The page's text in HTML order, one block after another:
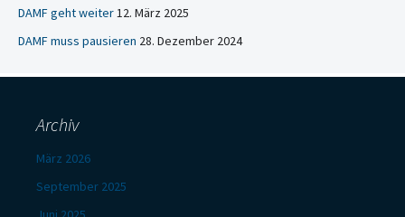
DAMF geht weiter12. März 2025
DAMF muss pausieren 28. Dezember 2024
Archiv
März 2026
September 2025